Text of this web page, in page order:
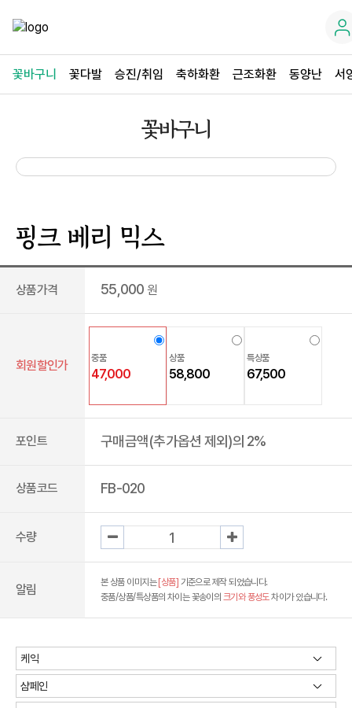
꽃바구니 꽃다발 승진/취임 축하화환 근조화환 동양난 서
꽃바구니
핑크 베리 믹스
상품가격 55,000 원
회원할인가
중품
47,000
상품
58,800
특상품
67,500
포인트 구매금액(추가옵션 제외)의 2%
상품코드 FB-020
수량
알림 본 상품 이미지는 [상품] 기준으로 제작 되었습니다.
중품/상품/특상품의 차이는 꽃송이의 크기와 풍성도차이가 있습니다.